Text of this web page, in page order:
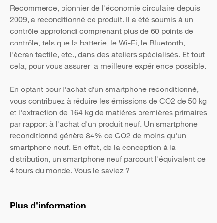
Recommerce, pionnier de l'économie circulaire depuis
2009, a reconditionné ce produit. Il a été soumis à un
contrôle approfondi comprenant plus de 60 points de
contrôle, tels que la batterie, le Wi-Fi, le Bluetooth,
l'écran tactile, etc., dans des ateliers spécialisés. Et tout
cela, pour vous assurer la meilleure expérience possible.
En optant pour l'achat d'un smartphone reconditionné,
vous contribuez à réduire les émissions de CO2 de 50 kg
et l'extraction de 164 kg de matières premières primaires
par rapport à l'achat d'un produit neuf. Un smartphone
reconditionné génère 84% de CO2 de moins qu'un
smartphone neuf. En effet, de la conception à la
distribution, un smartphone neuf parcourt l'équivalent de
4 tours du monde. Vous le saviez ?
Plus d’information